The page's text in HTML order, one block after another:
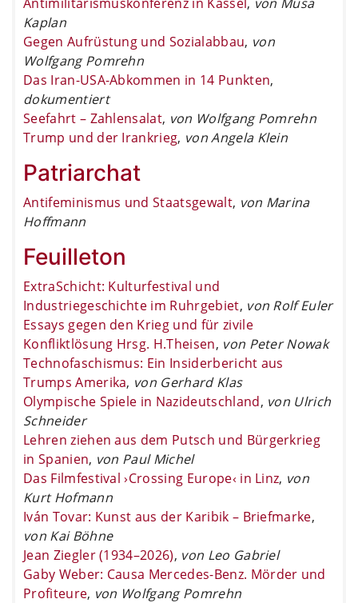
Kaplan
Gegen Aufrüstung und Sozialabbau, von
Wolfgang Pomrehn
Das Iran-USA-Abkommen in 14 Punkten,
dokumentiert
Seefahrt – Zahlensalat, von Wolfgang Pomrehn
Trump und der Irankrieg, von Angela Klein
Patriarchat
Antifeminismus und Staatsgewalt, von Marina
Hoffmann
Feuilleton
ExtraSchicht: Kulturfestival und
Industriegeschichte im Ruhrgebiet, von Rolf Euler
Essays gegen den Krieg und für zivile
Konfliktlösung Hrsg. H.Theisen, von Peter Nowak
Technofaschismus: Ein Insiderbericht aus
Trumps Amerika, von Gerhard Klas
Olympische Spiele in Nazideutschland, von Ulrich
Schneider
Lehren ziehen aus dem Putsch und Bürgerkrieg
in Spanien, von Paul Michel
Das Filmfestival ›Crossing Europe‹ in Linz, von
Kurt Hofmann
Iván Tovar: Kunst aus der Karibik – Briefmarke,
von Kai Böhne
Jean Ziegler (1934–2026), von Leo Gabriel
Gaby Weber: Causa Mercedes-Benz. Mörder und
Profiteure, von Wolfgang Pomrehn